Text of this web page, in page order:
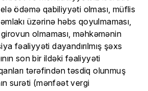
ödəmə qabiliyyəti olması, müflis
üzərinə həbs qoyulmaması,
olmaması, məhkəmənin
fəaliyyəti dayandırılmış şəxs
son bir ildəki fəaliyyəti
tərəfindən təsdiq olunmuş
surəti (mənfəət vergi